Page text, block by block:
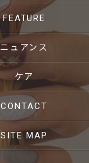
FEATURE
ニュアンス
ケア
CONTACT
SITE MAP